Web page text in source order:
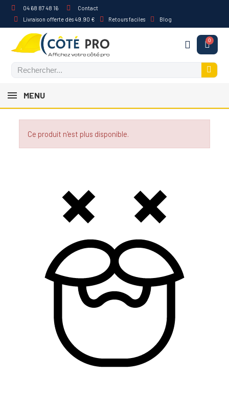
04 68 87 48 16
Contact
Livraison offerte dès 49.90 €
Retours faciles Blog
MENU
Ce produit n'est plus disponible.